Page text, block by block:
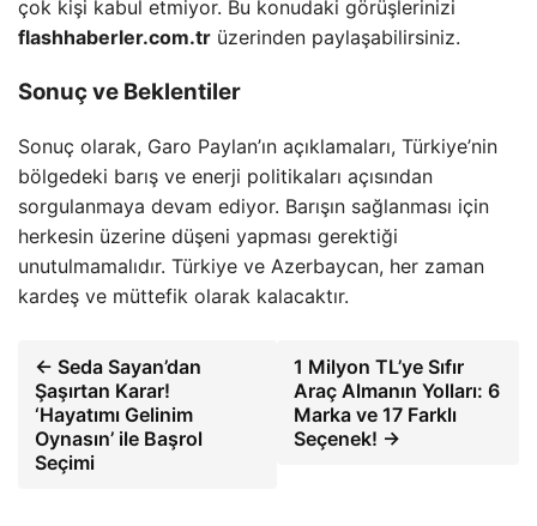
çok kişi kabul etmiyor. Bu konudaki görüşlerinizi
flashhaberler.com.tr üzerinden paylaşabilirsiniz.
Sonuç ve Beklentiler
Sonuç olarak, Garo Paylan’ın açıklamaları, Türkiye’nin
bölgedeki barış ve enerji politikaları açısından
sorgulanmaya devam ediyor. Barışın sağlanması için
herkesin üzerine düşeni yapması gerektiği
unutulmamalıdır. Türkiye ve Azerbaycan, her zaman
kardeş ve müttefik olarak kalacaktır.
← Seda Sayan’dan
Şaşırtan Karar!
‘Hayatımı Gelinim
Oynasın’ ile Başrol
Seçimi
1 Milyon TL’ye Sıfır
Araç Almanın Yolları: 6
Marka ve 17 Farklı
Seçenek! →